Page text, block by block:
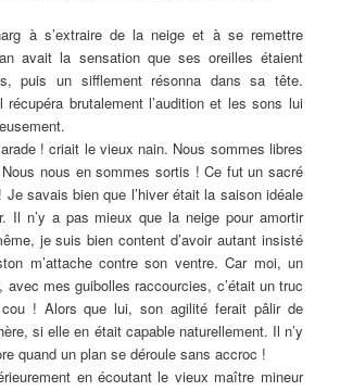
à s’extraire de la neige et à se remettre
avait la sensation que ses oreilles étaient
puis un sifflement résonna dans sa tête.
récupéra brutalement l’audition et les sons lui
! criait le vieux nain. Nous sommes libres
Nous nous en sommes sortis ! Ce fut un sacré
savais bien que l’hiver était la saison idéale
Il n’y a pas mieux que la neige pour amortir
je suis bien content d’avoir autant insisté
m’attache contre son ventre. Car moi, un
avec mes guibolles raccourcies, c’était un truc
! Alors que lui, son agilité ferait pâlir de
si elle en était capable naturellement. Il n’y
quand un plan se déroule sans accroc !
en écoutant le vieux maître mineur